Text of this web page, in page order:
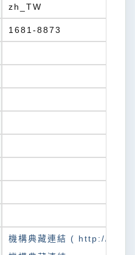
zh_TW
1681-8873
機構典藏連結 ( http://